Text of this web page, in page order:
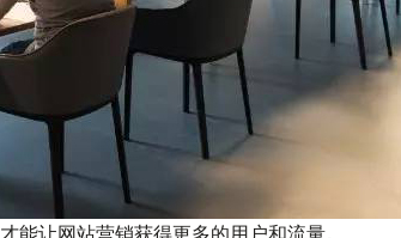
让网站营销获得更多的用户和流量。